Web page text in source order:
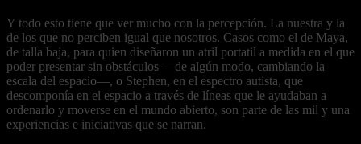
Y todo esto tiene que ver mucho con la percepción. La nuestra y la
de los que no perciben igual que nosotros. Casos como el de Maya,
de talla baja, para quien diseñaron un atril portatil a medida en el que
poder presentar sin obstáculos —de algún modo, cambiando la
escala del espacio—, o Stephen, en el espectro autista, que
descomponía en el espacio a través de líneas que le ayudaban a
ordenarlo y moverse en el mundo abierto, son parte de las mil y una
experiencias e iniciativas que se narran.